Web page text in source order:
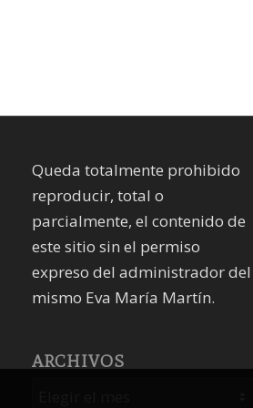
Queda totalmente prohibido
reproducir, total o
parcialmente, el contenido de
este sitio sin el permiso
expreso del administrador del
mismo Eva María Martín.
ARCHIVOS